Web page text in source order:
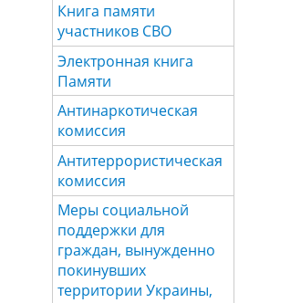
Книга памяти
участников СВО
Электронная книга
Памяти
Антинаркотическая
комиссия
Антитеррористическая
комиссия
Меры социальной
поддержки для
граждан, вынужденно
покинувших
территории Украины,